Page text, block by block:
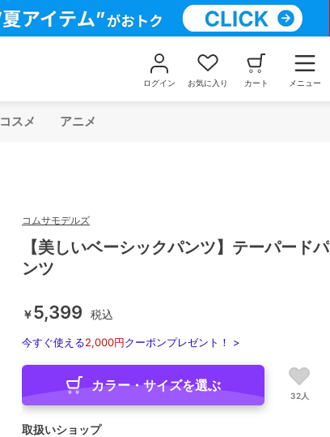
ログイン お気に入り カート メニュー
コスメ アニメ
コムサモデルズ
【美しいベーシックパンツ】テーパードパ
ンツ
￥5,399 税込
今すぐ使える2,000円クーポンプレゼント！ >
カラー・サイズを選ぶ
32人
取扱いショップ